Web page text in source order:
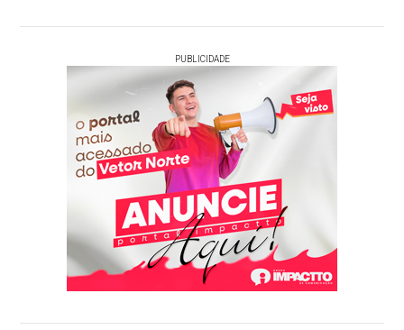
PUBLICIDADE